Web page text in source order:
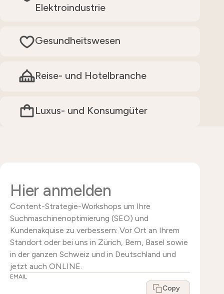
Elektroindustrie
Gesundheitswesen
Reise- und Hotelbranche
Luxus- und Konsumgüter
Hier anmelden
Content-Strategie-Workshops um Ihre
Suchmaschinenoptimierung (SEO) und
Kundenakquise zu verbessern: Vor Ort an Ihrem
Standort oder bei uns in Zürich, Bern, Basel sowie
in der ganzen Schweiz und in Deutschland und
jetzt auch ONLINE.
EMAIL
Copy